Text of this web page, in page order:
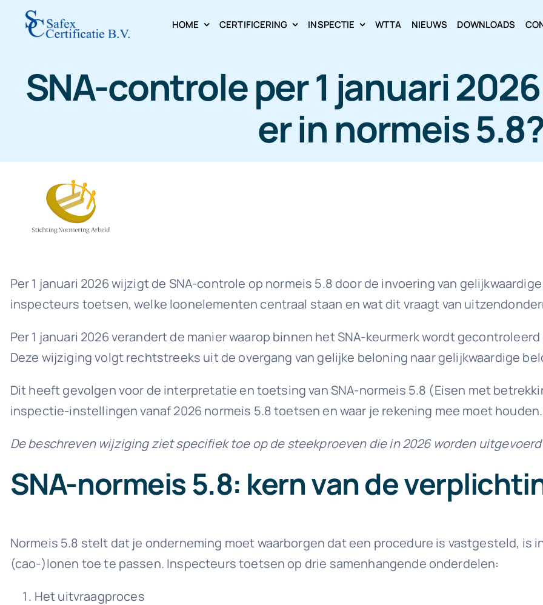
HOME CERTIFICERING INSPECTIE WTTA NIEUWS DOWNLOADS
SNA-controle per 1 januari
er in normeis
Per 1 januari 2026 wijzigt de SNA-controle op normeis 5.8 door de invoering van
inspecteurs toetsen, welke loonelementen centraal staan en wat dit vraagt van
Per 1 januari 2026 verandert de manier waarop binnen het SNA-keurmerk wordt
Deze wijziging volgt rechtstreeks uit de overgang van gelijke beloning naar gelijkwaardige
Dit heeft gevolgen voor de interpretatie en toetsing van SNA-normeis 5.8 (Eisen met
inspectie-instellingen vanaf 2026 normeis 5.8 toetsen en waar je rekening mee moet houden.
De beschreven wijziging ziet specifiek toe op de steekproeven die in 2026 worden
SNA-normeis 5.8: kern van de
Normeis 5.8 stelt dat je onderneming moet waarborgen dat een procedure is vastgesteld, is
(cao-)lonen toe te passen. Inspecteurs toetsen op drie samenhangende onderdelen:
Het uitvraagproces